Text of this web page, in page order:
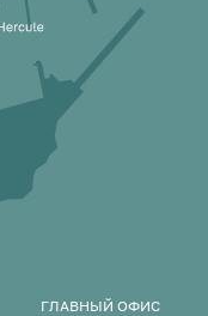
ГЛАВНЫЙ ОФИС